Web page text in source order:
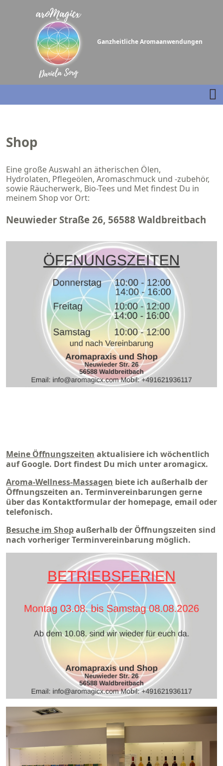
Ganzheitliche Aromaanwendungen
Shop
Eine große Auswahl an ätherischen Ölen,
Hydrolaten, Pflegeölen, Aromaschmuck und -zubehör,
sowie Räucherwerk, Bio-Tees und Met findest Du in
meinem Shop vor Ort:
Neuwieder Straße 26, 56588 Waldbreitbach
Meine Öffnungszeiten aktualisiere ich wöchentlich
auf Google. Dort findest Du mich unter aromagicx.
Aroma-Wellness-Massagen biete ich außerhalb der
Öffnungszeiten an. Terminvereinbarungen gerne
über das Kontaktformular der homepage, email oder
telefonisch.
Besuche im Shopaußerhalb der Öffnungszeiten sind
nach vorheriger Terminvereinbarung möglich.